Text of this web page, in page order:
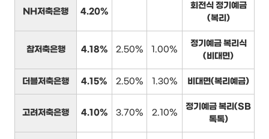
NH저축은행 4.20%
회전식 정기예금
(복리)
참저축은행 4.18% 2.50% 1.00%
정기예금 복리식
(비대면)
더블저축은행 4.15% 2.50% 1.30% 비대면(복리예금)
고려저축은행 4.10% 3.70% 2.10%
정기예금 복리(SB
톡톡)